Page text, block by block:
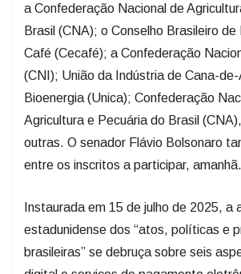
a Confederação Nacional de
Brasil (CNA); o Conselho Brasileiro
Café (Cecafé); a Confederação
(CNI); União da Indústria de Cana-
Bioenergia (Unica); Confederação
Agricultura e Pecuária do Brasil
outras. O senador Flávio Bolsonaro
entre os inscritos a participar, amanhã.
Instaurada em 15 de julho de 2025, a
estadunidense dos “atos, políticas e
brasileiras” se debruça sobre seis